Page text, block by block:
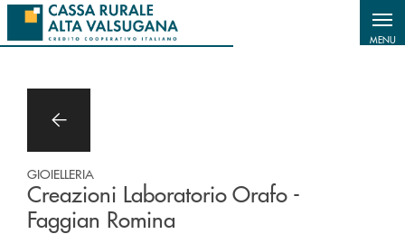
Salta al contenuto principale
MENU
GIOIELLERIA
Creazioni Laboratorio Orafo -
Faggian Romina